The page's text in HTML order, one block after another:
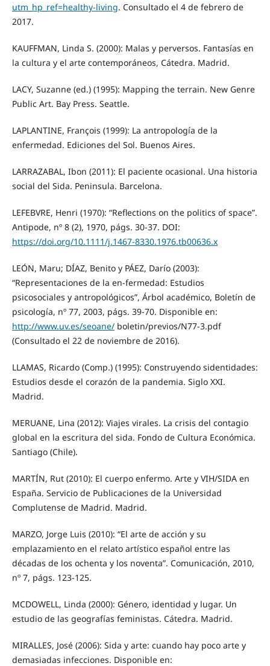
utm_hp_ref=healthy-living. Consultado el 4 de febrero de
2017.
KAUFFMAN, Linda S. (2000): Malas y perversos. Fantasías en
la cultura y el arte contemporáneos, Cátedra. Madrid.
LACY, Suzanne (ed.) (1995): Mapping the terrain. New Genre
Public Art. Bay Press. Seattle.
LAPLANTINE, François (1999): La antropología de la
enfermedad. Ediciones del Sol. Buenos Aires.
LARRAZABAL, Ibon (2011): El paciente ocasional. Una historia
social del Sida. Peninsula. Barcelona.
LEFEBVRE, Henri (1970): “Reflections on the politics of space”.
Antipode, nº 8 (2), 1970, págs. 30-37. DOI:
https://doi.org/10.1111/j.1467-8330.1976.tb00636.x
LEÓN, Maru; DÍAZ, Benito y PÁEZ, Darío (2003):
“Representaciones de la en-fermedad: Estudios
psicosociales y antropológicos”, Árbol académico, Boletín de
psicología, nº 77, 2003, págs. 39-70. Disponible en:
http://www.uv.es/seoane/boletin/previos/N77-3.pdf
(Consultado el 22 de noviembre de 2016).
LLAMAS, Ricardo (Comp.) (1995): Construyendo sidentidades:
Estudios desde el corazón de la pandemia. Siglo XXI.
Madrid.
MERUANE, Lina (2012): Viajes virales. La crisis del contagio
global en la escritura del sida. Fondo de Cultura Económica.
Santiago (Chile).
MARTÍN, Rut (2010): El cuerpo enfermo. Arte y VIH/SIDA en
España. Servicio de Publicaciones de la Universidad
Complutense de Madrid. Madrid.
MARZO, Jorge Luis (2010): “El arte de acción y su
emplazamiento en el relato artístico español entre las
décadas de los ochenta y los noventa”. Comunicación, 2010,
nº 7, págs. 123-125.
MCDOWELL, Linda (2000): Género, identidad y lugar. Un
estudio de las geografías feministas. Cátedra. Madrid.
MIRALLES, José (2006): Sida y arte: cuando hay poco arte y
demasiadas infecciones. Disponible en: